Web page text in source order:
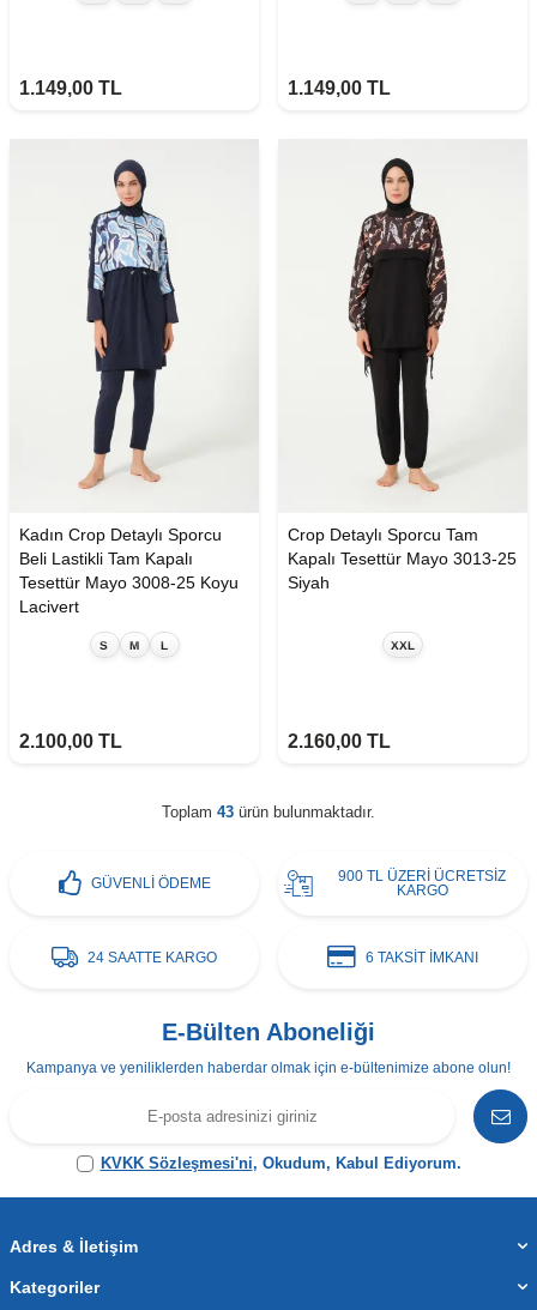
1.149,00 TL 1.149,00 TL
Kadın Crop Detaylı Sporcu
Beli Lastikli Tam Kapalı
Tesettür Mayo 3008-25 Koyu
Lacivert
S M L
2.100,00 TL
Crop Detaylı Sporcu Tam
Kapalı Tesettür Mayo 3013-25
Siyah
XXL
2.160,00 TL
Toplam 43 ürün bulunmaktadır.
GÜVENLİ ÖDEME
900 TL ÜZERİ ÜCRETSİZ
KARGO
24 SAATTE KARGO 6 TAKSİT İMKANI
E-Bülten Aboneliği
Kampanya ve yeniliklerden haberdar olmak için e-bültenimize abone olun!
KVKK Sözleşmesi'ni, Okudum, Kabul Ediyorum.
Adres & İletişim
Kategoriler